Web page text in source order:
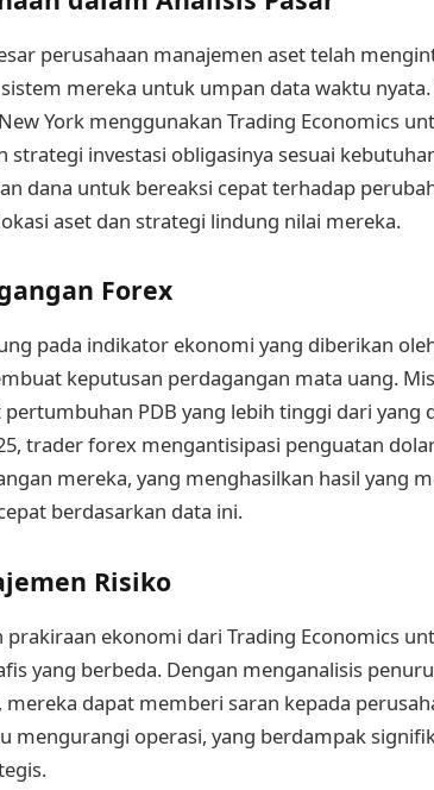
perusahaan manajemen aset telah
mereka untuk umpan data waktu nyata.
York menggunakan Trading Economics
strategi investasi obligasinya sesuai
dana untuk bereaksi cepat terhadap
aset dan strategi lindung nilai mereka.
Forex
pada indikator ekonomi yang diberikan
keputusan perdagangan mata uang.
PDB yang lebih tinggi dari yang
trader forex mengantisipasi penguatan
mereka, yang menghasilkan hasil yang
berdasarkan data ini.
Risiko
ekonomi dari Trading Economics
yang berbeda. Dengan menganalisis
dapat memberi saran kepada
mengurangi operasi, yang berdampak